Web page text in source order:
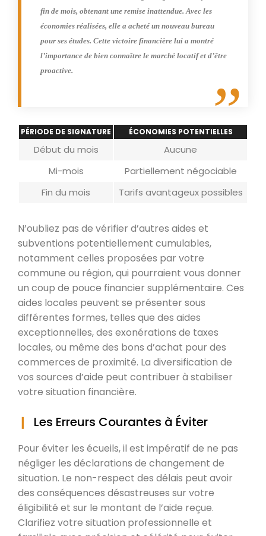
fin de mois, obtenant une remise inattendue. Avec les
économies réalisées, elle a acheté un nouveau bureau
pour ses études. Cette victoire financière lui a montré
l’importance de bien connaître le marché locatif et d’être
proactive.
PÉRIODE DE SIGNATURE ÉCONOMIES POTENTIELLES
Début du mois
Aucune
Mi-mois
Partiellement négociable
Fin du mois
Tarifs avantageux possibles
N’oubliez pas de vérifier d’autres aides et
subventions potentiellement cumulables,
notamment celles proposées par votre
commune ou région, qui pourraient vous donner
un coup de pouce financier supplémentaire. Ces
aides locales peuvent se présenter sous
différentes formes, telles que des aides
exceptionnelles, des exonérations de taxes
locales, ou même des bons d’achat pour des
commerces de proximité. La diversification de
vos sources d’aide peut contribuer à stabiliser
votre situation financière.
Les Erreurs Courantes à Éviter
Pour éviter les écueils, il est impératif de ne pas
négliger les déclarations de changement de
situation. Le non-respect des délais peut avoir
des conséquences désastreuses sur votre
éligibilité et sur le montant de l’aide reçue.
Clarifiez votre situation professionnelle et